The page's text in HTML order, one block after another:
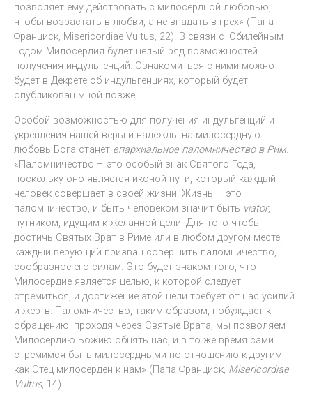
позволяет ему действовать с милосердной любовью,
чтобы возрастать в любви, а не впадать в грех» (Папа
Франциск, Misericordiae Vultus, 22). В связи с Юбилейным
Годом Милосердия будет целый ряд возможностей
получения индульгенций. Ознакомиться с ними можно
будет в Декрете об индульгенциях, который будет
опубликован мной позже.
Особой возможностью для получения индульгенций и
укрепления нашей веры и надежды на милосердную
любовь Бога станет епархиальное паломничество в Рим.
«Паломничество – это особый знак Святого Года,
поскольку оно является иконой пути, который каждый
человек совершает в своей жизни. Жизнь – это
паломничество, и быть человеком значит быть viator,
путником, идущим к желанной цели. Для того чтобы
достичь Святых Врат в Риме или в любом другом месте,
каждый верующий призван совершить паломничество,
сообразное его силам. Это будет знаком того, что
Милосердие является целью, к которой следует
стремиться, и достижение этой цели требует от нас усилий
и жертв. Паломничество, таким образом, побуждает к
обращению: проходя через Святые Врата, мы позволяем
Милосердию Божию обнять нас, и в то же время сами
стремимся быть милосердными по отношению к другим,
как Отец милосерден к нам» (Папа Франциск, Misericordiae
Vultus, 14).